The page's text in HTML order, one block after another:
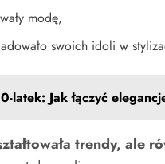
modę,
swoich idoli w
latek: Jak łączyć
trendy, ale